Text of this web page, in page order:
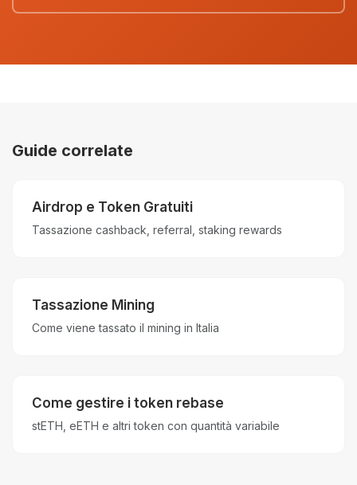
Guide correlate
Airdrop e Token Gratuiti
Tassazione cashback, referral, staking rewards
Tassazione Mining
Come viene tassato il mining in Italia
Come gestire i token rebase
stETH, eETH e altri token con quantità variabile